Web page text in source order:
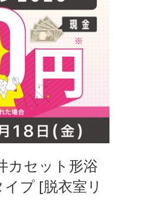
カセット形浴
プ [脱衣室リ